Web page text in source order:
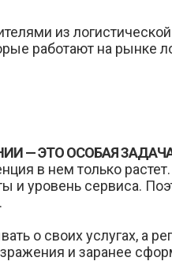
из логистической
работают на рынке
— ЭТО ОСОБАЯ
в нем только
и уровень сервиса.
о своих услугах, а
и заранее